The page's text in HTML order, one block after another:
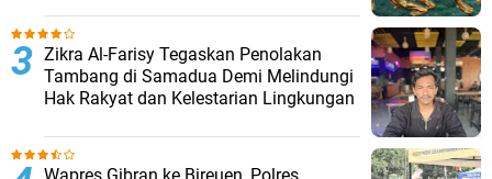
Zikra Al-Farisy Tegaskan Penolakan
Tambang di Samadua Demi Melindungi
Hak Rakyat dan Kelestarian Lingkungan